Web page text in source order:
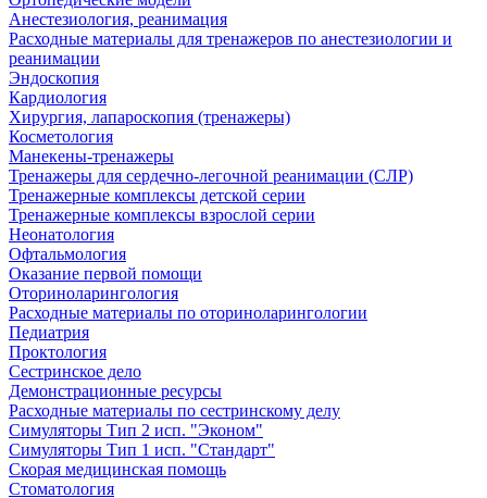
Анестезиология, реанимация
Расходные материалы для тренажеров по анестезиологии и
реанимации
Эндоскопия
Кардиология
Хирургия, лапароскопия (тренажеры)
Косметология
Манекены-тренажеры
Тренажеры для сердечно-легочной реанимации (СЛР)
Тренажерные комплексы детской серии
Тренажерные комплексы взрослой серии
Неонатология
Офтальмология
Оказание первой помощи
Оториноларингология
Расходные материалы по оториноларингологии
Педиатрия
Проктология
Сестринское дело
Демонстрационные ресурсы
Расходные материалы по сестринскому делу
Симуляторы Тип 2 исп. "Эконом"
Симуляторы Тип 1 исп. "Стандарт"
Скорая медицинская помощь
Стоматология